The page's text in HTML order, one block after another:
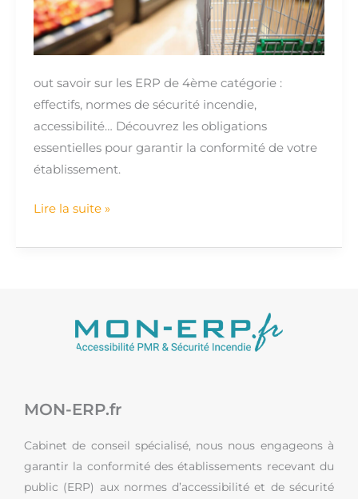
out savoir sur les ERP de 4ème catégorie :
effectifs, normes de sécurité incendie,
accessibilité… Découvrez les obligations
essentielles pour garantir la conformité de votre
établissement.
normes…
Lire la suite »
MON-ERP.fr
Cabinet de conseil spécialisé, nous nous engageons à
garantir la conformité des établissements recevant du
public (ERP) aux normes d’accessibilité et de sécurité